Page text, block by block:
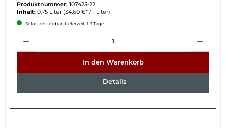
Produktnummer: 107425-22
Inhalt: 0.75 Liter (34,60 €* / 1 Liter)
Sofort verfügbar, Lieferzeit: 1-3 Tage
In den Warenkorb
Details